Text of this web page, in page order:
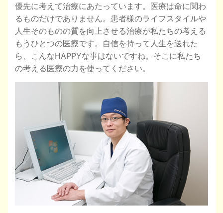
優先に考えて治療にあたっています。医療は命に関わ
るものだけでありません。患者様のライフスタイルや
人生そのものの質を向上させる治療が私たちの考える
もうひとつの医療です。自信を持って人生を送れた
ら、こんなHAPPYな事はないですね。そこに私たち
の考える医療の力を使ってください。